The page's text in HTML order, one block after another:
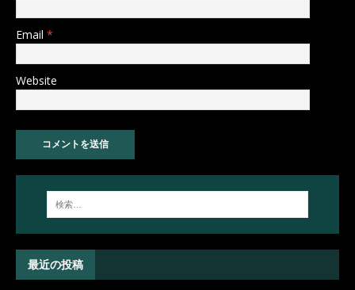
Email *
Website
最近の投稿